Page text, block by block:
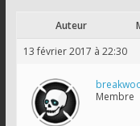
Auteur
13 février 2017 à 22:30
Membre